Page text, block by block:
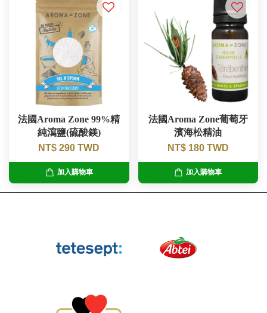
法國Aroma Zone 99%精
純瀉鹽(硫酸鎂)
NT$ 290 TWD
加入購物車
法國Aroma Zone葡萄牙
濱海松精油
NT$ 180 TWD
加入購物車